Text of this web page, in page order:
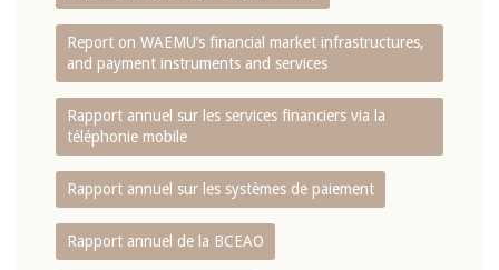
Report on WAEMU’s financial market infrastructures,
and payment instruments and services
Rapport annuel sur les services financiers via la
téléphonie mobile
Rapport annuel sur les systèmes de paiement
Rapport annuel de la BCEAO